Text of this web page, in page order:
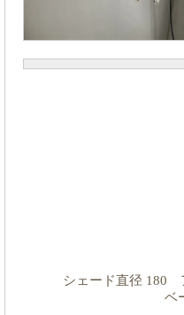
シェード直径 180
ベ